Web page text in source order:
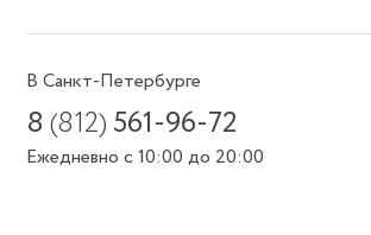
В Санкт-Петербурге
8(812) 561-96-72
Ежедневно с 10:00 до 20:00